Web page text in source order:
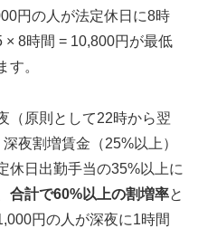
円の人が法定休日に8時
× 8時間 = 10,800円が最低
す。
（原則として22時から翌
夜割増賃金（25%以上）
休日出勤手当の35%以上に
合計で60%以上の割増率と
円の人が深夜に1時間